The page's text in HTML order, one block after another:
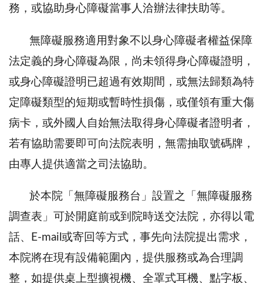
務，或協助身心障礙當事人洽辦法律扶助等。
無障礙服務適用對象不以身心障礙者權益保障
法定義的身心障礙為限，尚未領得身心障礙證明，
或身心障礙證明已超過有效期間，或無法歸類為特
定障礙類型的短期或暫時性損傷，或僅領有重大傷
病卡，或外國人自始無法取得身心障礙者證明者，
若有協助需要即可向法院表明，無需抽取號碼牌，
由專人提供適當之司法協助。
於本院「無障礙服務台」設置之「無障礙服務
調查表」可於開庭前或到院時送交法院，亦得以電
話、E-mail或寄回等方式，事先向法院提出需求，
本院將在現有設備範圍內，提供服務或為合理調
整，如提供桌上型擴視機、全罩式耳機、點字板、